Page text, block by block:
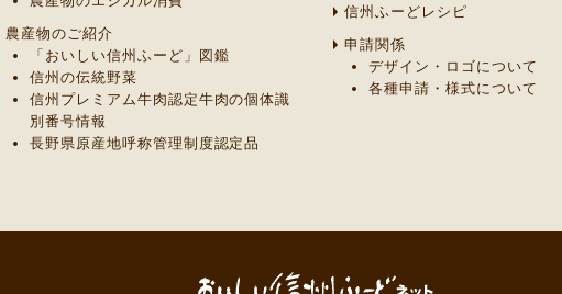
農産物のご紹介
「おいしい信州ふーど」図鑑
信州の伝統野菜
信州プレミアム牛肉認定牛肉の個体識
別番号情報
長野県原産地呼称管理制度認定品
信州ふーどレシピ
申請関係
デザイン・ロゴについて
各種申請・様式について